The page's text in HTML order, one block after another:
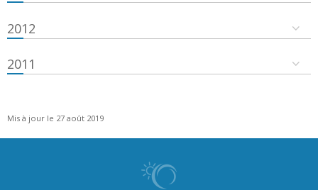
2012
2011
Mis à jour le 27 août 2019